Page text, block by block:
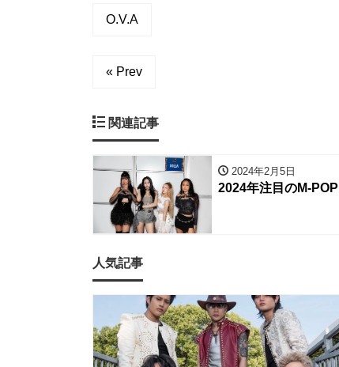
O.V.A
« Prev
関連記事
2024年2月5日
2024年注目のM-
人気記事